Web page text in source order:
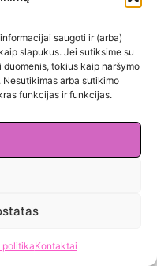
saugoti ir (arba)
slapukus. Jei sutiksime su
tokius kaip naršymo
arba sutikimo
funkcijas ir funkcijas.
politikaKontaktai